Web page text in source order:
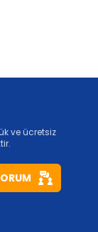
ve ücretsiz